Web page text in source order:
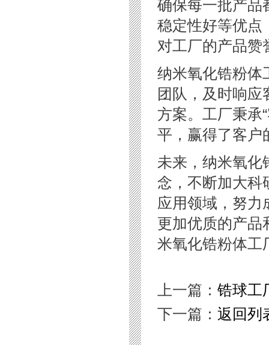
确保每一批产品
稳定性好等优点
对工厂的产品赞
纳米氧化锆粉体
团队，及时响应
方案。工厂秉承
平，赢得了客户
未来，纳米氧化
念，不断加大科
应用领域，努力
更加优质的产品
米氧化锆粉体工
上一篇：锆球工
下一篇：返回列